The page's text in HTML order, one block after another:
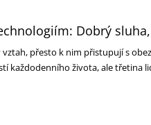
Dobrý
přesto k nim přistupují s
každodenního života, ale třetina